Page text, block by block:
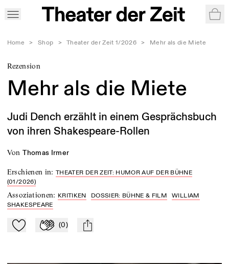
Home > Shop > Theater der Zeit 1/2026 > Mehr als die Miete
Rezension
Mehr als die Miete
Judi Dench erzählt in einem Gesprächsbuch
von ihren Shakespeare-Rollen
von Thomas Irmer
Erschienen in:THEATER DER ZEIT: HUMOR AUF DER BÜHNE
(01/2026)
Assoziationen: KRITIKEN DOSSIER: BÜHNE & FILM
WILLIAM
SHAKESPEARE
Zu Mein-TdZ hinzufügen
Applaudieren
(0) mail